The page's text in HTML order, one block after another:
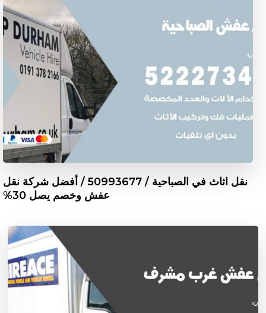
نقل اثاث في الصباحية / 50993677 / أفضل شركة نقل
عفش وخصم يصل 30%